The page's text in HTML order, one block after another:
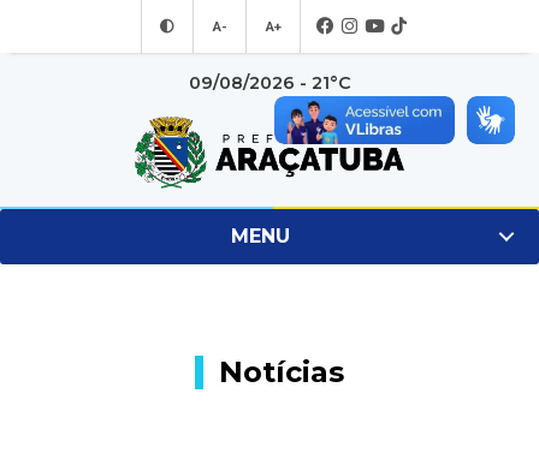
A- A+
09/08/2026 - 21°C
MENU
Notícias